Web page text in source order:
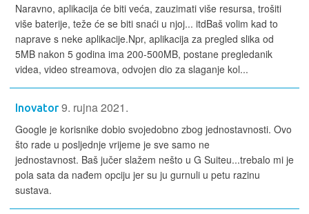
Naravno, aplikacija će biti veća, zauzimati više resursa, trošiti
više baterije, teže će se biti snaći u njoj... itdBaš volim kad to
naprave s neke aplikacije.Npr, aplikacija za pregled slika od
5MB nakon 5 godina ima 200-500MB, postane pregledanik
videa, video streamova, odvojen dio za slaganje kol...
Inovator 9. rujna 2021.
Google je korisnike dobio svojedobno zbog jednostavnosti. Ovo
što rade u posljednje vrijeme je sve samo ne
jednostavnost. Baš jučer slažem nešto u G Suiteu...trebalo mi je
pola sata da nađem opciju jer su ju gurnuli u petu razinu
sustava.